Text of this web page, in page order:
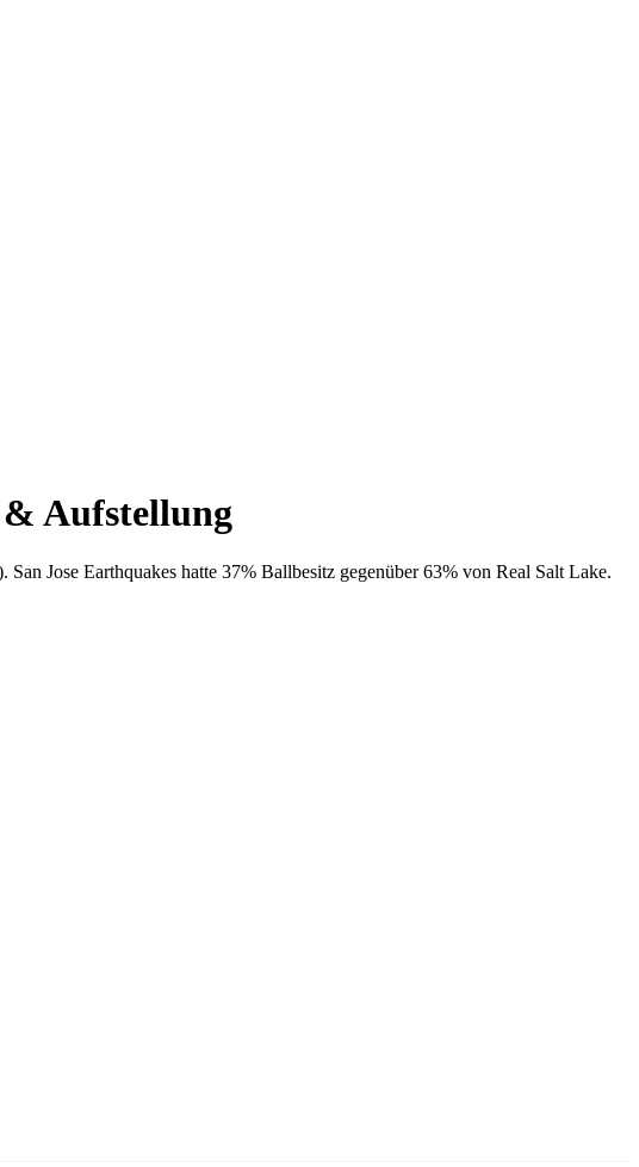
& Aufstellung
Jose Earthquakes hatte 37% Ballbesitz gegenüber 63% von Real Salt Lake.